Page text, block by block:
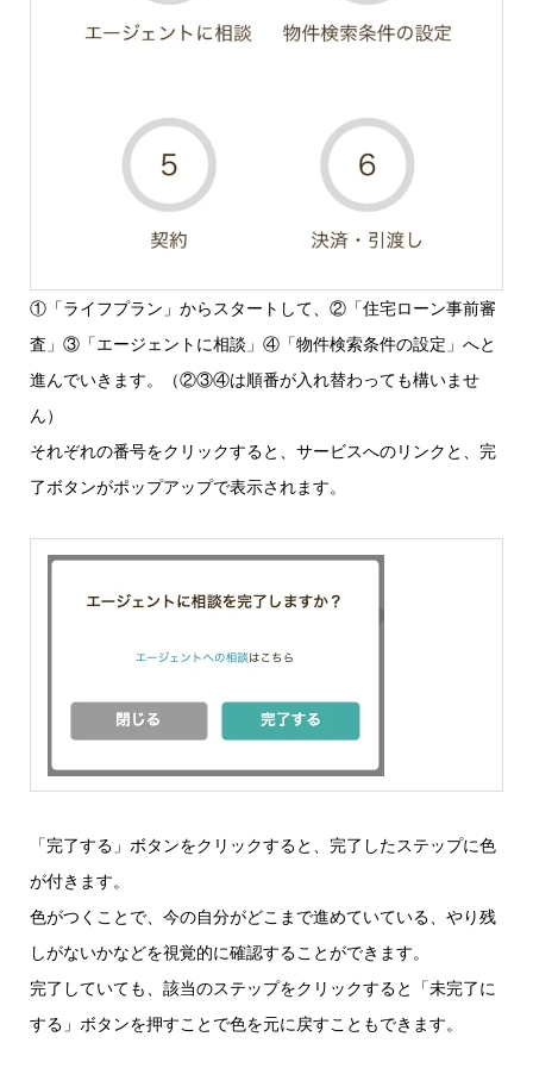
①「ライフプラン」からスタートして、②「住宅ローン事前審
査」③「エージェントに相談」④「物件検索条件の設定」へと
進んでいきます。（②③④は順番が入れ替わっても構いませ
ん）
それぞれの番号をクリックすると、サービスへのリンクと、完
了ボタンがポップアップで表示されます。
「完了する」ボタンをクリックすると、完了したステップに色
が付きます。
色がつくことで、今の自分がどこまで進めていている、やり残
しがないかなどを視覚的に確認することができます。
完了していても、該当のステップをクリックすると「未完了に
する」ボタンを押すことで色を元に戻すこともできます。